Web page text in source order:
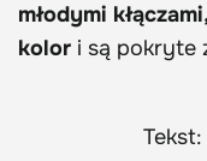
młodymi
kolor i są pokryte